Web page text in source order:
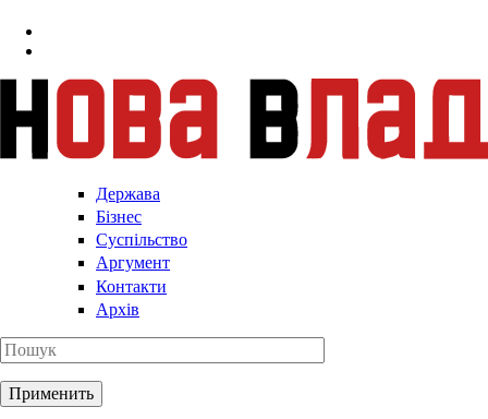
Держава
Бізнес
Суспільство
Аргумент
Контакти
Архів